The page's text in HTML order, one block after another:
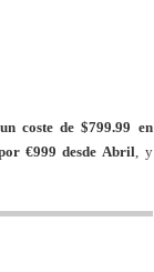
coste de $799.99 en
€999 desde Abril , y